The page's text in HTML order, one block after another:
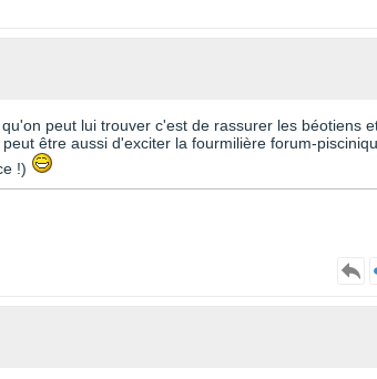
peut lui trouver c'est de rassurer les béotiens
être aussi d'exciter la fourmilière forum-
!)